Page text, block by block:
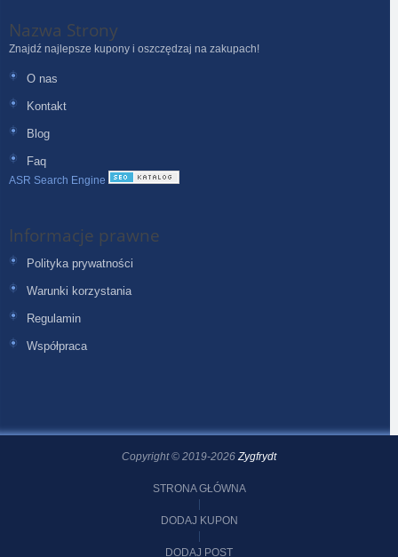
Nazwa Strony
Znajdź najlepsze kupony i oszczędzaj na zakupach!
O nas
Kontakt
Blog
Faq
ASR Search Engine
Informacje prawne
Polityka prywatności
Warunki korzystania
Regulamin
Współpraca
Copyright © 2019-2026 Zygfrydt
STRONA GŁÓWNA
DODAJ KUPON
DODAJ POST